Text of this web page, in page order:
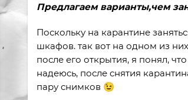
Предлагаем варианты,чем
Поскольку на карантине
шкафов. так вот на одном из
после его открытия, я понял,
надеюсь, после снятия
пару снимков 😉